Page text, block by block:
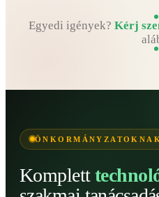
Egyedi igények? Kérj
Komplett